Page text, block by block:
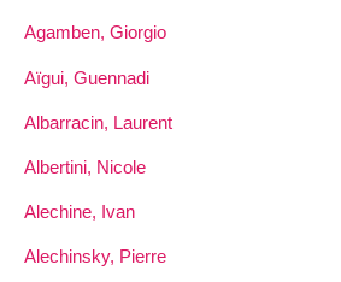
Agamben, Giorgio
Aïgui, Guennadi
Albarracin, Laurent
Albertini, Nicole
Alechine, Ivan
Alechinsky, Pierre